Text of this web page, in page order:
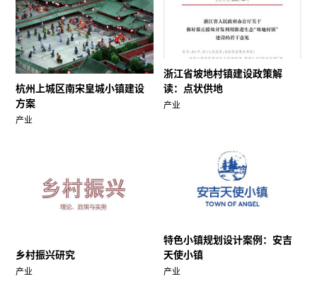
浙江省坡地村镇建设政策解
读：点状供地
产业
杭州上城区南宋皇城小镇建设
方案
产业
特色小镇规划设计案例：安吉
天使小镇
产业
乡村振兴研究
产业